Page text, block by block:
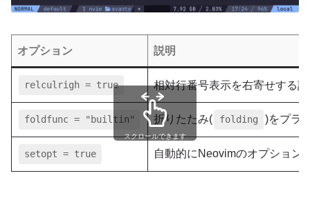
オプション 説明
relculrigh = true 相対行番号表示を右寄せする
foldfunc = "builtin" 折りたたみ( folding )をプラ
setopt = true 自動的にNeovimのオプション
スクロールできます